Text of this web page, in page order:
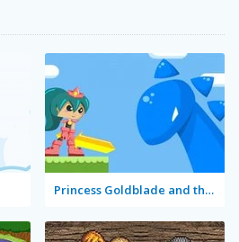
Princess Goldblade and the Dangerous Water